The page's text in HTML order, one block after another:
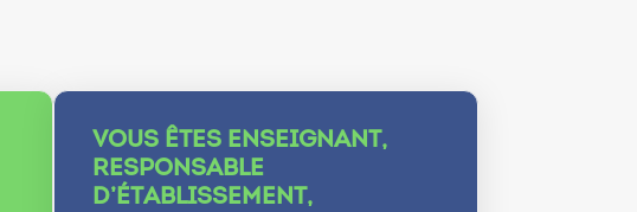
VOUS ÊTES ENSEIGNANT,
RESPONSABLE
D’ÉTABLISSEMENT,